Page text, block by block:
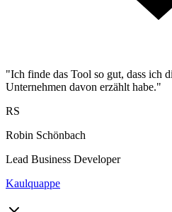
"Ich finde das Tool so gut, dass ich
Unternehmen davon erzählt habe."
RS
Robin Schönbach
Lead Business Developer
Kaulquappe